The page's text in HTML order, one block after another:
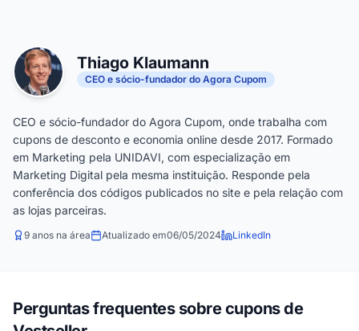
Thiago Klaumann
CEO e sócio-fundador do Agora Cupom
CEO e sócio-fundador do Agora Cupom, onde trabalha com
cupons de desconto e economia online desde 2017. Formado
em Marketing pela UNIDAVI, com especialização em
Marketing Digital pela mesma instituição. Responde pela
conferência dos códigos publicados no site e pela relação com
as lojas parceiras.
9 anos na área Atualizado em06/05/2024 LinkedIn
Perguntas frequentes sobre cupons de